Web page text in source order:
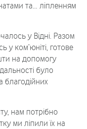
та… ліпленням
у Відні. Разом
у ком’юніті, готове
на допомогу
було
благодійних
нам потрібно
ми ліпили їх на